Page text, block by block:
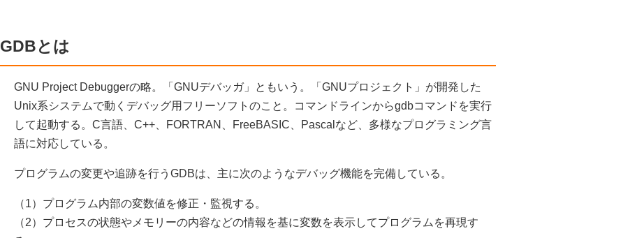
GDBとは
GNU Project Debuggerの略。「GNUデバッガ」ともいう。「GNUプロジェクト」が開発した
Unix系システムで動くデバッグ用フリーソフトのこと。コマンドラインからgdbコマンドを実行
して起動する。C言語、C++、FORTRAN、FreeBASIC、Pascalなど、多様なプログラミング言
語に対応している。
プログラムの変更や追跡を行うGDBは、主に次のようなデバッグ機能を完備している。
（1）プログラム内部の変数値を修正・監視する。
（2）プロセスの状態やメモリーの内容などの情報を基に変数を表示してプログラムを再現す